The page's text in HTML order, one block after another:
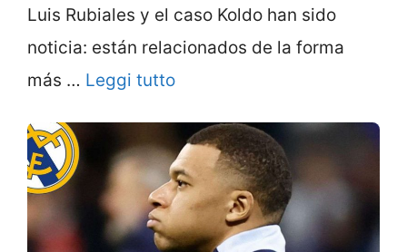
Luis Rubiales y el caso Koldo han sido
noticia: están relacionados de la forma
más … Leggi tutto